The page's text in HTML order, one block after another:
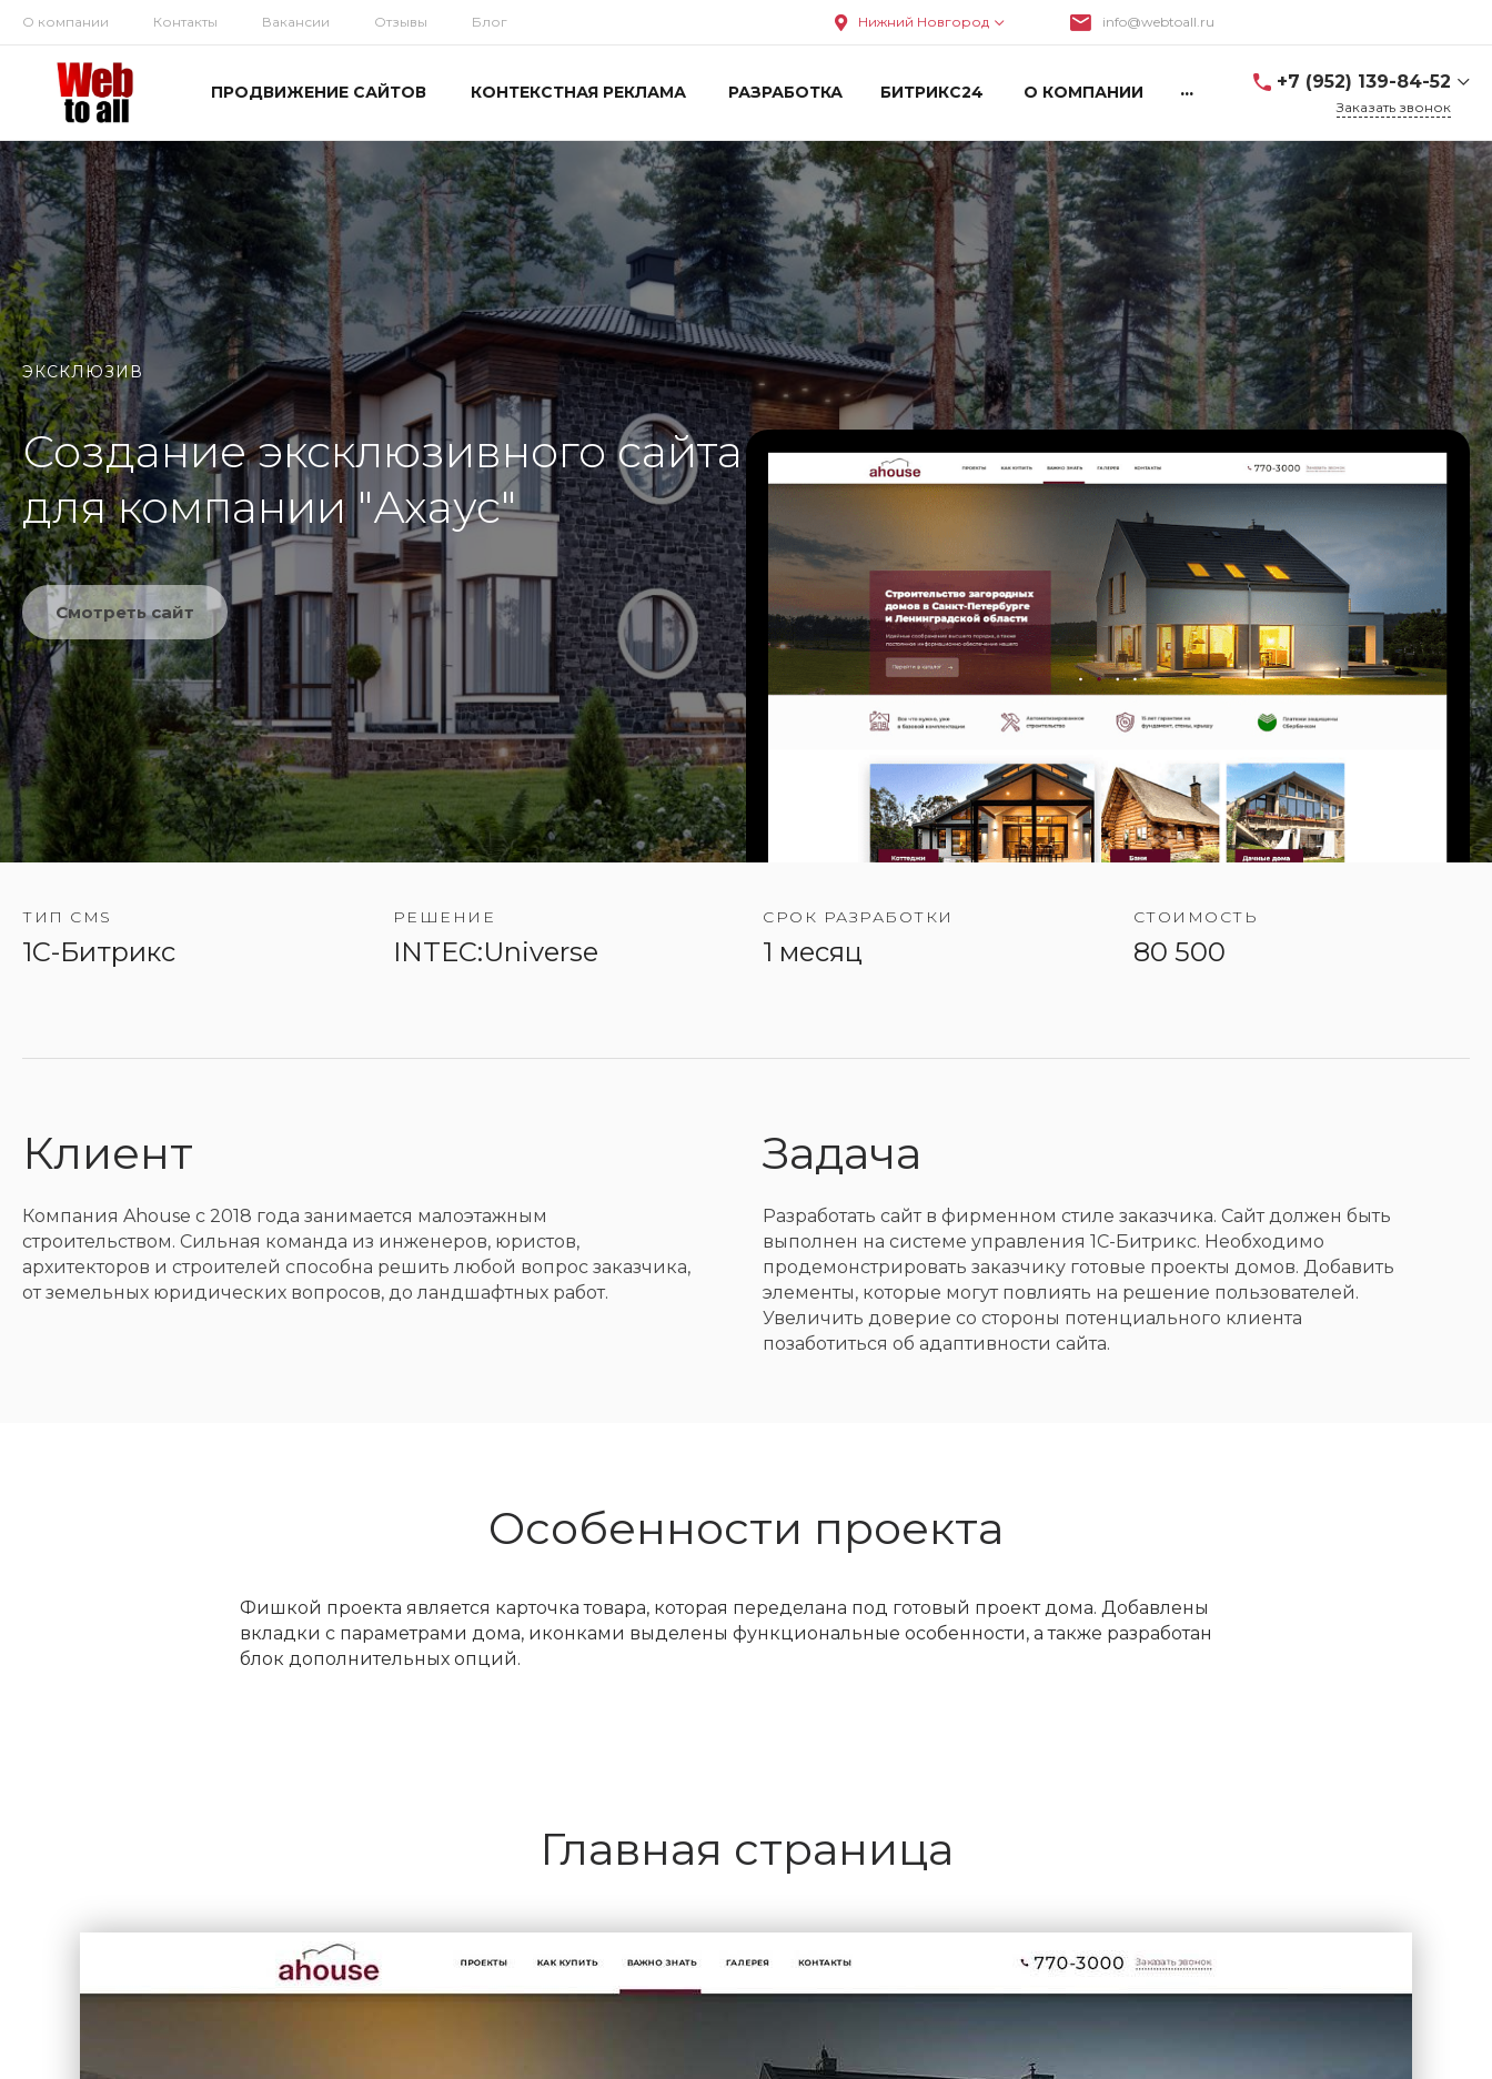
О компании Контакты Вакансии Отзывы Блог Нижний Новгород info@webtoall.ru
ПРОДВИЖЕНИЕ САЙТОВ КОНТЕКСТНАЯ РЕКЛАМА РАЗРАБОТКА БИТРИКС24 О КОМПАНИИ ... +7 (952) 139-84-52
+7 (952) 139-84-52
Заказать звонок
ЭКСКЛЮЗИВ
Создание эксклюзивного сайта
для компании "Ахаус"
Смотреть сайт
ТИП CMS
1C-Битрикс
РЕШЕНИЕ
INTEC:Universe
СРОК РАЗРАБОТКИ
1 месяц
СТОИМОСТЬ
80 500
Клиент
Компания Ahouse с 2018 года занимается малоэтажным
строительством. Сильная команда из инженеров, юристов,
архитекторов и строителей способна решить любой вопрос заказчика,
от земельных юридических вопросов, до ландшафтных работ.
Задача
Разработать сайт в фирменном стиле заказчика. Сайт должен быть
выполнен на системе управления 1C-Битрикс. Необходимо
продемонстрировать заказчику готовые проекты домов. Добавить
элементы, которые могут повлиять на решение пользователей.
Увеличить доверие со стороны потенциального клиента
позаботиться об адаптивности сайта.
Особенности проекта
Фишкой проекта является карточка товара, которая переделана под готовый проект дома. Добавлены
вкладки с параметрами дома, иконками выделены функциональные особенности, а также разработан
блок дополнительных опций.
Главная страница